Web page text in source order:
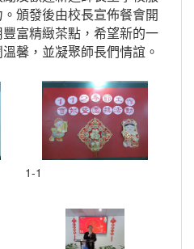
頒發後由校長宣佈餐會開
富精緻茶點，希望新的一
馨，並凝聚師長們情誼。
1-1